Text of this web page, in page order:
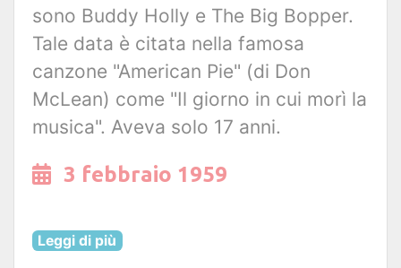
sono Buddy Holly e The Big Bopper.
Tale data è citata nella famosa
canzone "American Pie" (di Don
McLean) come "Il giorno in cui morì la
musica". Aveva solo 17 anni.
3 febbraio 1959
Leggi di più